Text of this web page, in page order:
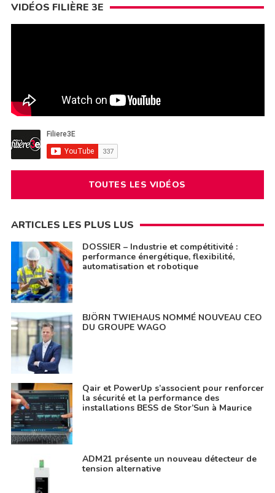
VIDÉOS FILIÈRE 3E
TOUTES LES VIDÉOS
ARTICLES LES PLUS LUS
DOSSIER – Industrie et compétitivité :
performance énergétique, flexibilité,
automatisation et robotique
BJÖRN TWIEHAUS NOMMÉ NOUVEAU CEO
DU GROUPE WAGO
Qair et PowerUp s’associent pour renforcer
la sécurité et la performance des
installations BESS de Stor’Sun à Maurice
ADM21 présente un nouveau détecteur de
tension alternative